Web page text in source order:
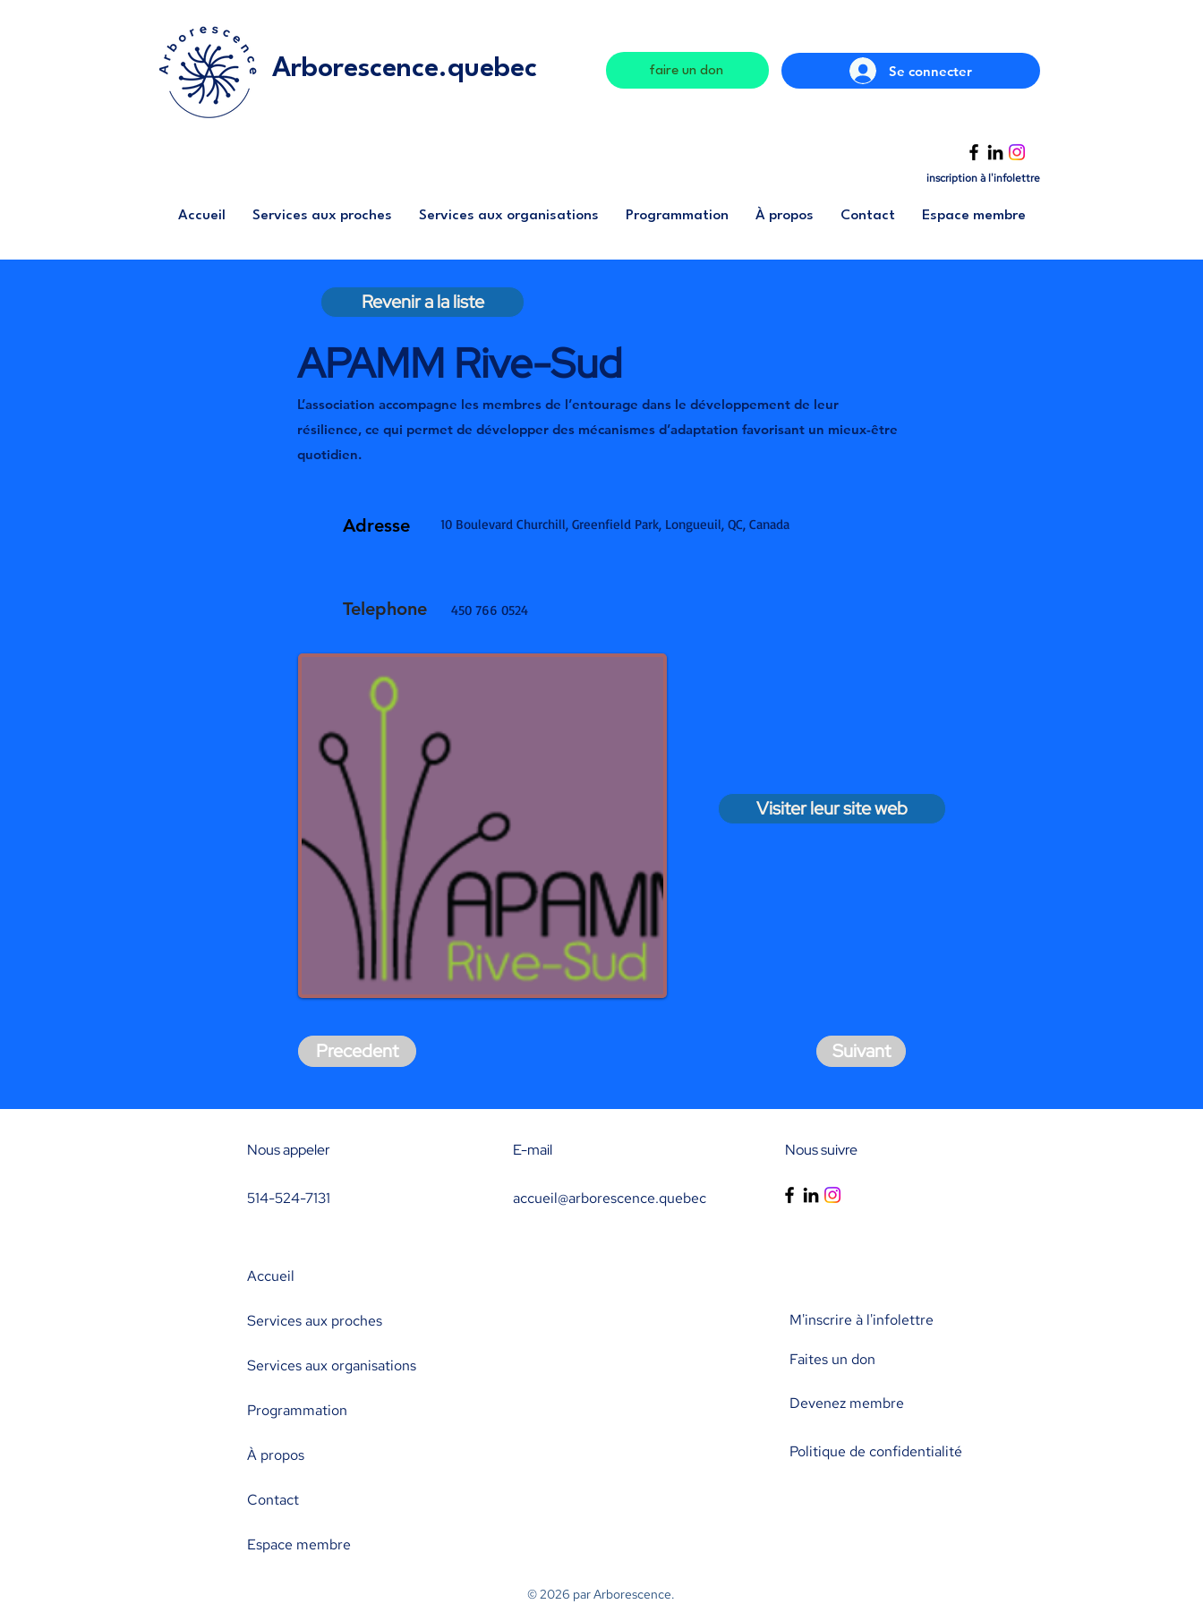
Arborescence.quebec faire un don Se connecter
inscription à l'infolettre
Accueil Services aux proches Services aux organisations Programmation À propos Contact Espace membre
Revenir a la liste
APAMM Rive-Sud
L’association accompagne les membres de l’entourage dans le développement de leur
résilience, ce qui permet de développer des mécanismes d’adaptation favorisant un mieux-être
quotidien.
Adresse 10 Boulevard Churchill, Greenfield Park, Longueuil, QC, Canada
Telephone 450 766 0524
Precedent
Visiter leur site web
Suivant
Nous appeler
514-524-7131
E-mail
accueil@arborescence.quebec
Accueil
Services aux proches
Services aux organisations
Programmation
À propos
Contact
Espace membre
Nous suivre
M'inscrire à l'infolettre
Faites un don
Devenez membre
Politique de confidentialité
© 2026 par Arborescence.